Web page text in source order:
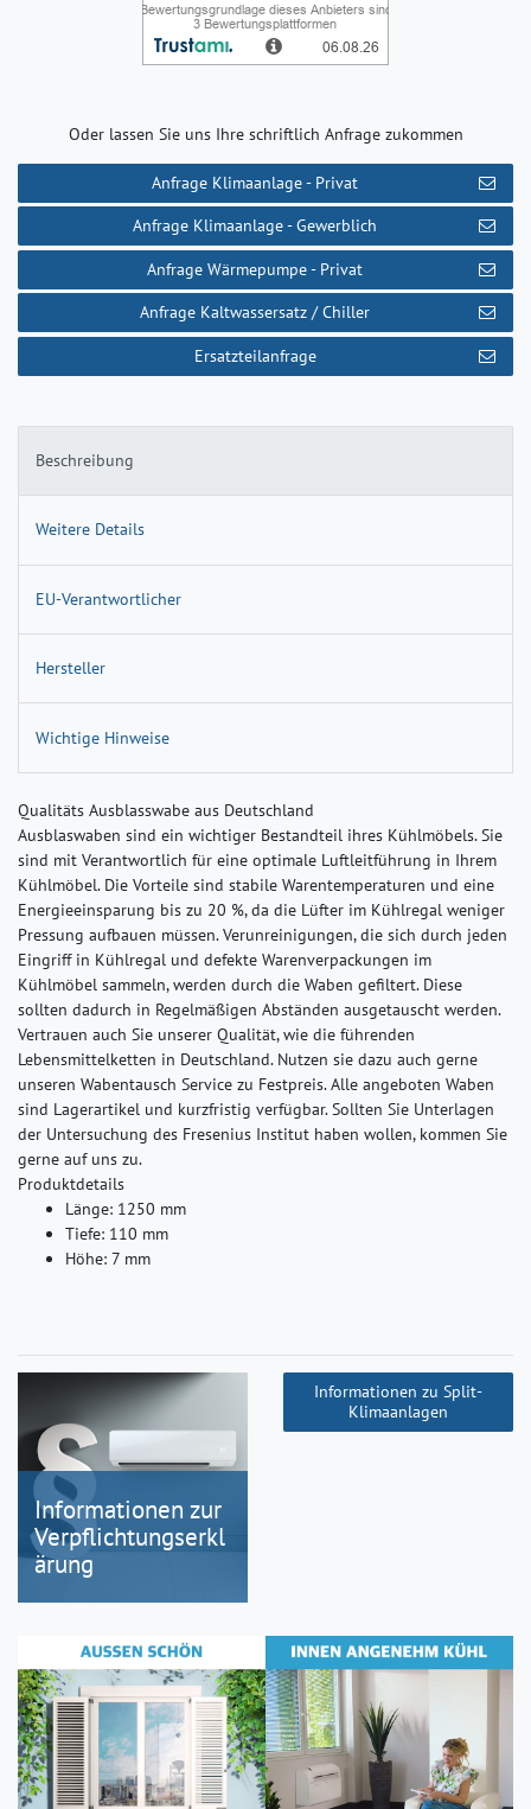
Beschreibung
Weitere Details
EU-Verantwortlicher
Hersteller
Wichtige Hinweise
Qualitäts Ausblasswabe aus Deutschland
Ausblaswaben sind ein wichtiger Bestandteil ihres Kühlmöbels. Sie
sind mit Verantwortlich für eine optimale Luftleitführung in Ihrem
Kühlmöbel. Die Vorteile sind stabile Warentemperaturen und eine
Energieeinsparung bis zu 20 %, da die Lüfter im Kühlregal weniger
Pressung aufbauen müssen. Verunreinigungen, die sich durch jeden
Eingriff in Kühlregal und defekte Warenverpackungen im
Kühlmöbel sammeln, werden durch die Waben gefiltert. Diese
sollten dadurch in Regelmäßigen Abständen ausgetauscht werden.
Vertrauen auch Sie unserer Qualität, wie die führenden
Lebensmittelketten in Deutschland. Nutzen sie dazu auch gerne
unseren Wabentausch Service zu Festpreis. Alle angeboten Waben
sind Lagerartikel und kurzfristig verfügbar. Sollten Sie Unterlagen
der Untersuchung des Fresenius Institut haben wollen, kommen Sie
gerne auf uns zu.
Produktdetails
Länge: 1250 mm
Tiefe: 110 mm
Höhe: 7 mm
Oder lassen Sie uns Ihre schriftlich Anfrage zukommen
Anfrage Klimaanlage - Privat
Anfrage Klimaanlage - Gewerblich
Anfrage Wärmepumpe - Privat
Anfrage Kaltwassersatz / Chiller
Ersatzteilanfrage
Informationen zur
Verpflichtungserkl
ärung
Informationen zu Split-
Klimaanlagen